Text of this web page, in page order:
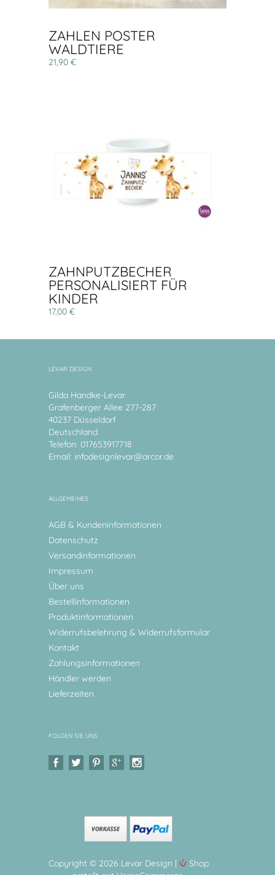
ZAHLEN POSTER
WALDTIERE
21,90 €
ZAHNPUTZBECHER
PERSONALISIERT FÜR
KINDER
17,00 €
LEVAR DESIGN
Gilda Handke-Levar
Grafenberger Allee 277-287
40237 Düsseldorf
Deutschland
Telefon: 017653917718
Email: infodesignlevar@arcor.de
ALLGEMEINES
AGB & Kundeninformationen
Datenschutz
Versandinformationen
Impressum
Über uns
Bestellinformationen
Produktinformationen
Widerrufsbelehrung & Widerrufsformular
Kontakt
Zahlungsinformationen
Händler werden
Lieferzeiten
FOLGEN SIE UNS
Copyright © 2026 Levar Design |
Shop